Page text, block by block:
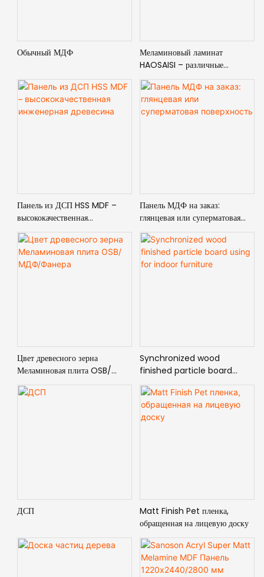
Обычный МДФ
Меламиновый ламинат
HAOSAISI – различные
подложки
Панель из ДСП HSS MDF –
высококачественная
инженерная древесина
Панель МДФ на заказ:
глянцевая или суперматовая
поверхность
Цвет древесного зерна
Меламиновая плита OSB/
МДФ/Фанера
Synchronized wood
finished particle board
using for indoor furniture
ДСП
Matt Finish Pet пленка,
обращенная на лицевую доску